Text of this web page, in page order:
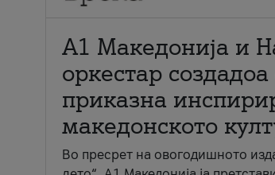
А1 Македонија и
оркестар
приказна
македонското
Во пресрет на овогодишното